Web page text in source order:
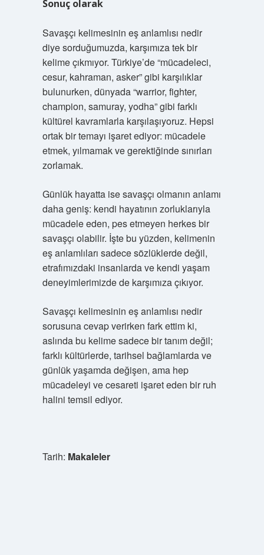
Sonuç olarak
Savaşçı kelimesinin eş anlamlısı nedir
diye sorduğumuzda, karşımıza tek bir
kelime çıkmıyor. Türkiye’de “mücadeleci,
cesur, kahraman, asker” gibi karşılıklar
bulunurken, dünyada “warrior, fighter,
champion, samuray, yodha” gibi farklı
kültürel kavramlarla karşılaşıyoruz. Hepsi
ortak bir temayı işaret ediyor: mücadele
etmek, yılmamak ve gerektiğinde sınırları
zorlamak.
Günlük hayatta ise savaşçı olmanın anlamı
daha geniş: kendi hayatının zorluklarıyla
mücadele eden, pes etmeyen herkes bir
savaşçı olabilir. İşte bu yüzden, kelimenin
eş anlamlıları sadece sözlüklerde değil,
etrafımızdaki insanlarda ve kendi yaşam
deneyimlerimizde de karşımıza çıkıyor.
Savaşçı kelimesinin eş anlamlısı nedir
sorusuna cevap verirken fark ettim ki,
aslında bu kelime sadece bir tanım değil;
farklı kültürlerde, tarihsel bağlamlarda ve
günlük yaşamda değişen, ama hep
mücadeleyi ve cesareti işaret eden bir ruh
halini temsil ediyor.
Tarih: Makaleler